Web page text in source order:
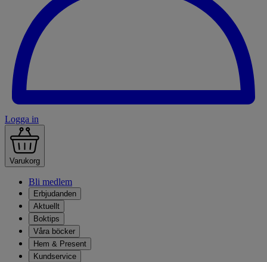
Logga in
Varukorg
Bli medlem
Erbjudanden
Aktuellt
Boktips
Våra böcker
Hem & Present
Kundservice